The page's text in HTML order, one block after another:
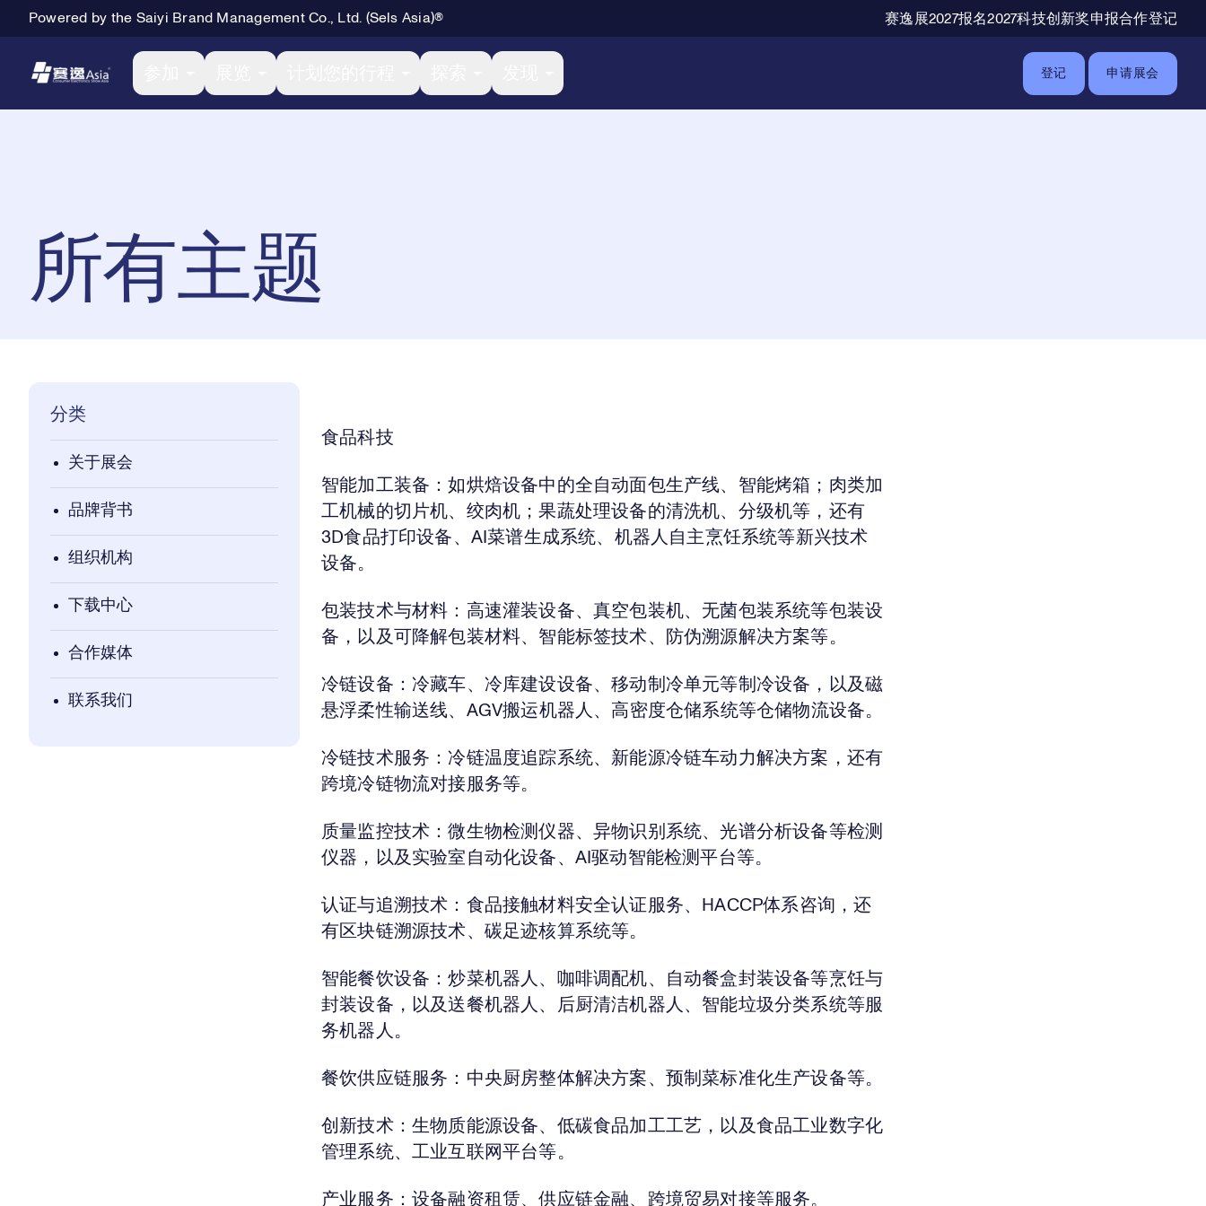
Powered by the Saiyi Brand Management Co., Ltd. (Sels Asia)® 辅助导航
赛逸展2027报名2027科技创新奖申报合作登记
Primary Navigation
登记 申请展会
所有主题
分类
关于展会
品牌背书
组织机构
下载中心
合作媒体
联系我们
食品科技
智能加工装备：如烘焙设备中的全自动面包生产线、智能烤箱；肉类加
工机械的切片机、绞肉机；果蔬处理设备的清洗机、分级机等，还有
3D食品打印设备、AI菜谱生成系统、机器人自主烹饪系统等新兴技术
设备。
包装技术与材料：高速灌装设备、真空包装机、无菌包装系统等包装设
备，以及可降解包装材料、智能标签技术、防伪溯源解决方案等。
冷链设备：冷藏车、冷库建设设备、移动制冷单元等制冷设备，以及磁
悬浮柔性输送线、AGV搬运机器人、高密度仓储系统等仓储物流设备。
冷链技术服务：冷链温度追踪系统、新能源冷链车动力解决方案，还有
跨境冷链物流对接服务等。
质量监控技术：微生物检测仪器、异物识别系统、光谱分析设备等检测
仪器，以及实验室自动化设备、AI驱动智能检测平台等。
认证与追溯技术：食品接触材料安全认证服务、HACCP体系咨询，还
有区块链溯源技术、碳足迹核算系统等。
智能餐饮设备：炒菜机器人、咖啡调配机、自动餐盒封装设备等烹饪与
封装设备，以及送餐机器人、后厨清洁机器人、智能垃圾分类系统等服
务机器人。
餐饮供应链服务：中央厨房整体解决方案、预制菜标准化生产设备等。
创新技术：生物质能源设备、低碳食品加工工艺，以及食品工业数字化
管理系统、工业互联网平台等。
产业服务：设备融资租赁、供应链金融、跨境贸易对接等服务。